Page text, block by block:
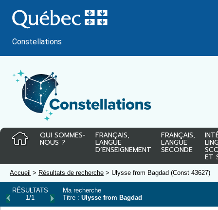
au
contenu
Constellations
QUI SOMMES-
NOUS ?
FRANÇAIS,
LANGUE
D’ENSEIGNEMENT
FRANÇAIS,
LANGUE
SECONDE
ET
Accueil > Résultats de recherche > Ulysse from Bagdad (Const 43627)
RÉSULTATS
1/1
Ma recherche
Titre : Ulysse from Bagdad